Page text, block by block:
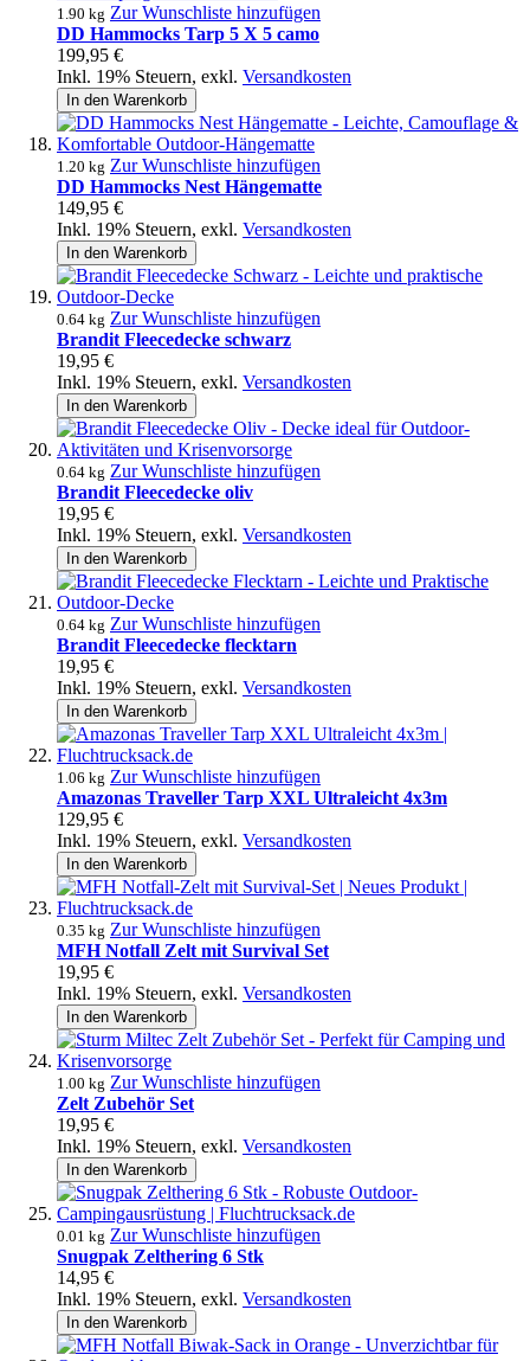
1.90 kg Zur Wunschliste hinzufügen
DD Hammocks Tarp 5 X 5 camo
199,95 €
Inkl. 19% Steuern, exkl. Versandkosten
In den Warenkorb
1.20 kg Zur Wunschliste hinzufügen
DD Hammocks Nest Hängematte
149,95 €
Inkl. 19% Steuern, exkl. Versandkosten
In den Warenkorb
0.64 kg Zur Wunschliste hinzufügen
Brandit Fleecedecke schwarz
19,95 €
Inkl. 19% Steuern, exkl. Versandkosten
In den Warenkorb
0.64 kg Zur Wunschliste hinzufügen
Brandit Fleecedecke oliv
19,95 €
Inkl. 19% Steuern, exkl. Versandkosten
In den Warenkorb
0.64 kg Zur Wunschliste hinzufügen
Brandit Fleecedecke flecktarn
19,95 €
Inkl. 19% Steuern, exkl. Versandkosten
In den Warenkorb
1.06 kg Zur Wunschliste hinzufügen
Amazonas Traveller Tarp XXL Ultraleicht 4x3m
129,95 €
Inkl. 19% Steuern, exkl. Versandkosten
In den Warenkorb
0.35 kg Zur Wunschliste hinzufügen
MFH Notfall Zelt mit Survival Set
19,95 €
Inkl. 19% Steuern, exkl. Versandkosten
In den Warenkorb
1.00 kg Zur Wunschliste hinzufügen
Zelt Zubehör Set
19,95 €
Inkl. 19% Steuern, exkl. Versandkosten
In den Warenkorb
0.01 kg Zur Wunschliste hinzufügen
Snugpak Zelthering 6 Stk
14,95 €
Inkl. 19% Steuern, exkl. Versandkosten
In den Warenkorb